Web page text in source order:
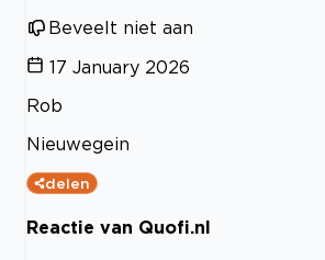
Beveelt niet aan
17 January 2026
Rob
Nieuwegein
delen
Reactie van Quofi.nl